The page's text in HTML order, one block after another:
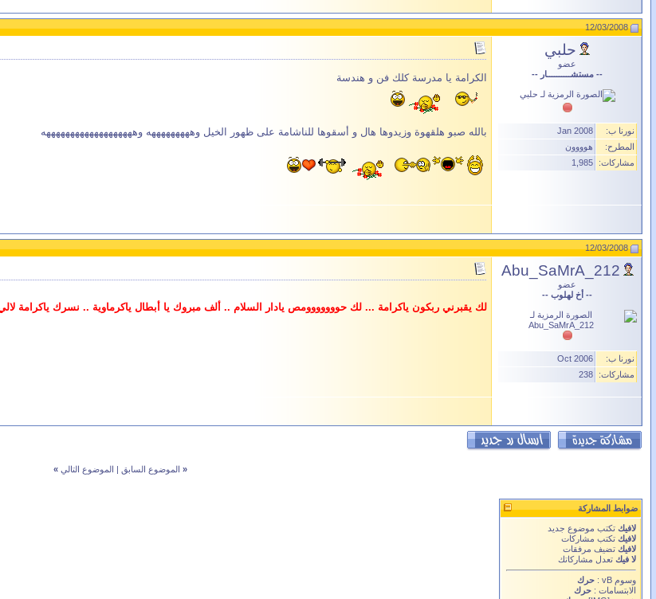
12/03/2008
حلبي
عضو
-- مستشــــــــــار --
نورنا ب:
Jan 2008
المطرح:
هوووون
مشاركات:
1,985
الكرامة يا مدرسة كلك فن و هندسة
بالله صبو هلقهوة وزيدوها هال و أسقوها للناشامة على ظهور الخيل وهههههههههه وهههههههههههههههههههه
12/03/2008
Abu_SaMrA_212
عضو
-- أخ لهلوب --
نورنا ب:
Oct 2006
مشاركات:
238
لك يقبرني ربكون ياكرامة ... لك حووووووومص يادار السلام .. ألف مبروك يا أبطال ياكرماوية .. نسرك ياكرامة لالي
« الموضوع السابق | الموضوع التالي »
ضوابط المشاركة
لافيكتكتب موضوع جديد
لافيكتكتب مشاركات
لافيكتضيف مرفقات
لا فيك تعدل مشاركاتك
وسوم vB : حرك
الابتسامات: حرك